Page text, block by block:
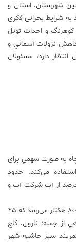
شهرستان، استان و
شرایط بحرانی فکری
كوهرنگ و احداث تونل
كاهش نزولات آسماني و
دارد، مسئولان
چاه به صورت سهمي برای
در ثانيه استفاده می‌کند. حدود
از اين طريق تأمين مي‌شود و حدود 3/1درصد از آب شركت آب و
آن میزان فضاي سبز که در اختيار شهرداري است به800 هكتار می‌رسد كه 45
گياهي از جمله: نارون، كاج
و كمربند سبز حاشيه شهر